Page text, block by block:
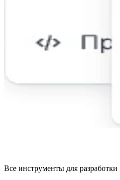
Все инструменты для